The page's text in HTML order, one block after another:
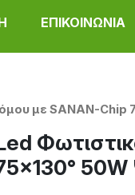
ΕΠΙΚΟΙΝΩΝΙΑ
με SANAN-Chip